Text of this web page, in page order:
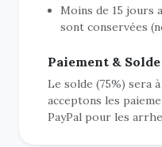
Moins de 15 jours
sont conservées
Paiement & Solde
Le solde (75%) sera
acceptons les
PayPal pour les